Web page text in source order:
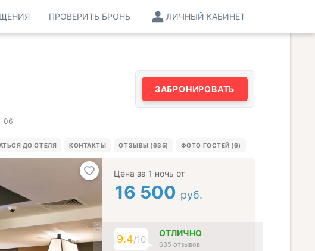
ЛИЧНЫЙ КАБИНЕТ
ПРОВЕРИТЬ БРОНЬ
06
ЗАБРОНИРОВАТЬ
ДО ОТЕЛЯ КОНТАКТЫ ОТЗЫВЫ (635) ФОТО ГОСТЕЙ (6)
Цена за 1 ночь от
16 500 руб.
9.4/10
ОТЛИЧНО
635 отзывов